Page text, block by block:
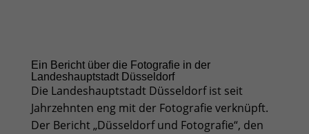
Ein Bericht über die Fotografie in der
Landeshauptstadt Düsseldorf
Die Landeshauptstadt Düsseldorf ist seit
Jahrzehnten eng mit der Fotografie verknüpft.
Der Bericht „Düsseldorf und Fotografie“, den